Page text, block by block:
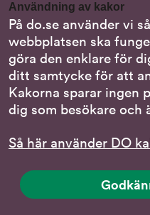
Användning av kakor
På do.se använder vi
webbplatsen ska
göra den enklare för
ditt samtycke för att
Kakorna sparar ingen
dig som besökare och
Så här använder DO
Nationella
Om DO:s
Behandling av
Följ oss
DO på LinkedIn
på
LinkedIn,
DO på
(DO